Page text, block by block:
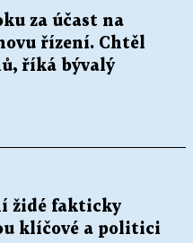
za účast na
řízení. Chtěl
říká bývalý
židé fakticky
klíčové a politici